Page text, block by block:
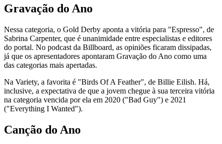
Gravação do Ano
Nessa categoria, o Gold Derby aponta a vitória para "Espresso", de
Sabrina Carpenter, que é unanimidade entre especialistas e editores
do portal. No podcast da Billboard, as opiniões ficaram dissipadas,
já que os apresentadores apontaram Gravação do Ano como uma
das categorias mais apertadas.
Na Variety, a favorita é "Birds Of A Feather", de Billie Eilish. Há,
inclusive, a expectativa de que a jovem chegue à sua terceira vitória
na categoria vencida por ela em 2020 ("Bad Guy") e 2021
("Everything I Wanted").
Canção do Ano